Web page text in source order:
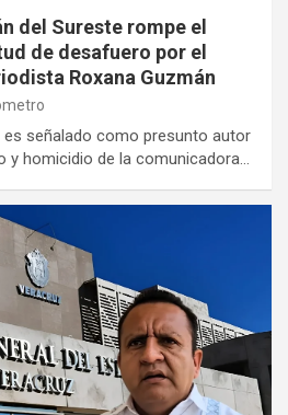
del Sureste rompe el
de desafuero por el
Roxana Guzmán
es señalado como presunto autor
y homicidio de la comunicadora…